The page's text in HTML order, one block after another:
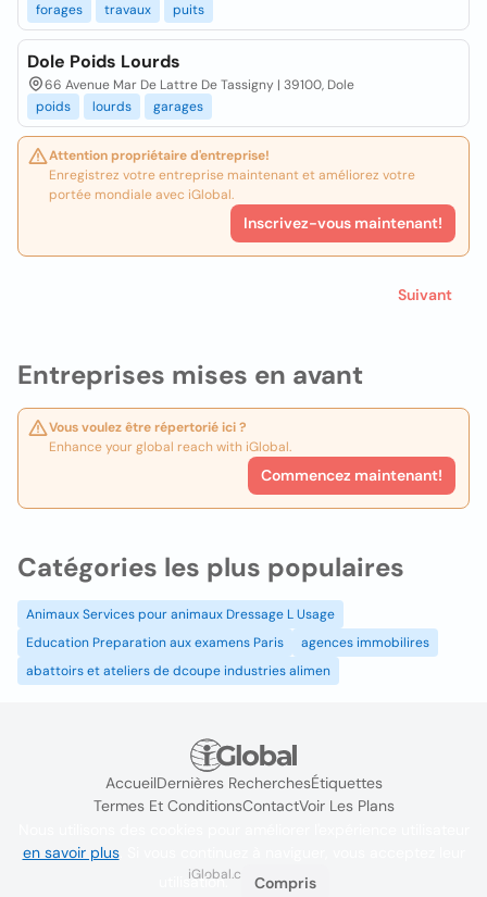
Entreprises mises en avant
Vous voulez être répertorié ici ?
Enhance your global reach with iGlobal.
Commencez maintenant!
forages
travaux puits
Dole Poids Lourds
66 Avenue Mar De Lattre De Tassigny | 39100, Dole
poids
lourds garages
Attention propriétaire d'entreprise!
Enregistrez votre entreprise maintenant et améliorez votre
portée mondiale avec iGlobal.
Inscrivez-vous maintenant!
Suivant
Catégories les plus populaires
Animaux Services pour animaux Dressage L Usage
Education Preparation aux examens Paris
agences immobilires
abattoirs et ateliers de dcoupe industries alimen
AccueilDernières RecherchesÉtiquettes
Termes Et ConditionsContactVoir Les Plans
iGlobal.co @ 2024
en savoir plus. Si vous continuez à naviguer, vous acceptez leur
utilisation.
Compris